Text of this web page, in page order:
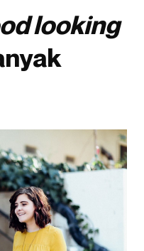
looking